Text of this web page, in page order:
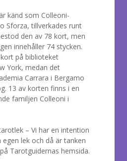
känd som Colleoni-
Sforza, tillverkades runt
den av 78 kort, men
innehåller 74 stycken.
på biblioteket
York, medan det
Carrara i Bergamo
13 av korten finns i en
familjen Colleoni i
– Vi har en intention
lek och då är tanken
Tarotguidernas hemsida.